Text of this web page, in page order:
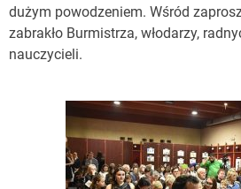
dużym powodzeniem. Wśród
zabrakło Burmistrza, włodarzy,
nauczycieli.